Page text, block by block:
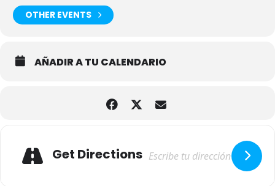
OTHER EVENTS
AÑADIR A TU CALENDARIO
Get Directions